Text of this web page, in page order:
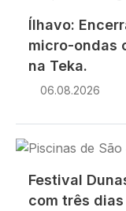
Ílhavo:
micro-ondas
na Teka.
06.08.2026
Imagem
Festival
com três